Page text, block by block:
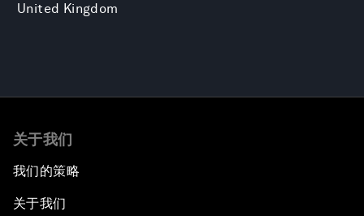
United Kingdom
关于我们
我们的策略
关于我们